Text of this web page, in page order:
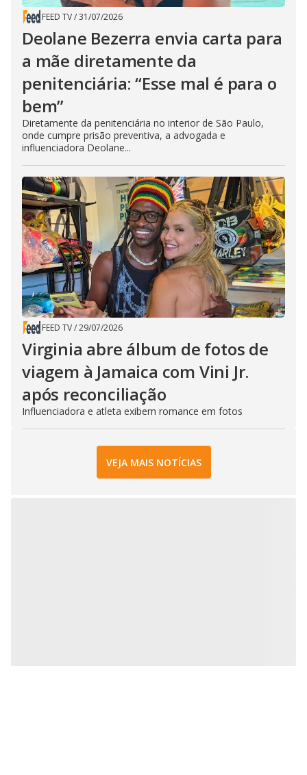
FEED TV/31/07/2026
Deolane Bezerra envia carta para
a mãe diretamente da
penitenciária: “Esse mal é para o
bem”
Diretamente da penitenciária no interior de São Paulo,
onde cumpre prisão preventiva, a advogada e
influenciadora Deolane...
FEED TV/29/07/2026
Virginia abre álbum de fotos de
viagem à Jamaica com Vini Jr.
após reconciliação
Influenciadora e atleta exibem romance em fotos
VEJA MAIS NOTÍCIAS